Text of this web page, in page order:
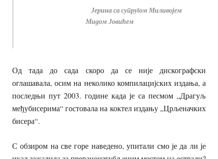
Јерина са супругом Миливојем
Мидом Јовићем
Од тада до сада скоро да се није дискографски
оглашавала, осим на неколико компилацијских издања, а
последњи пут 2003. године када је са песмом „Драгуљ
међубисерима“ гостовала на коктел издању „Црљеначких
бисера“.
С обзиром на све горе наведено, упитали смо је да ли је